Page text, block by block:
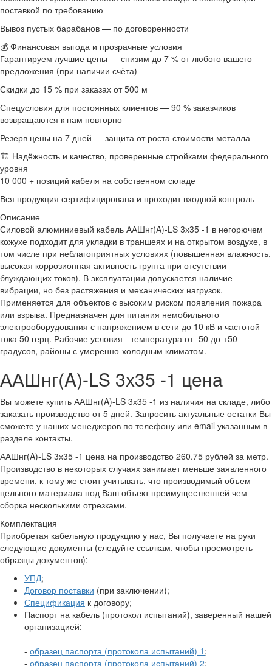
поставкой по требованию
Вывоз пустых барабанов — по договоренности
💰 Финансовая выгода и прозрачные условия
Гарантируем лучшие цены — снизим до 7 % от любого вашего
предложения (при наличии счёта)
Скидки до 15 % при заказах от 500 м
Спецусловия для постоянных клиентов — 90 % заказчиков
возвращаются к нам повторно
Резерв цены на 7 дней — защита от роста стоимости металла
🏗 Надёжность и качество, проверенные стройками федерального
уровня
10 000 + позиций кабеля на собственном складе
Вся продукция сертифицирована и проходит входной контроль
Описание
Силовой алюминиевый кабель ААШнг(A)-LS 3х35 -1 в негорючем
кожухе подходит для укладки в траншеях и на открытом воздухе, в
том числе при неблагоприятных условиях (повышенная влажность,
высокая коррозионная активность грунта при отсутствии
блуждающих токов). В эксплуатации допускается наличие
вибрации, но без растяжения и механических нагрузок.
Применяется для объектов с высоким риском появления пожара
или взрыва. Предназначен для питания немобильного
электрооборудования с напряжением в сети до 10 кВ и частотой
тока 50 герц. Рабочие условия - температура от -50 до +50
градусов, районы с умеренно-холодным климатом.
ААШнг(A)-LS 3х35 -1 цена
Вы можете купить ААШнг(A)-LS 3х35 -1 из наличия на складе, либо
заказать производство от 5 дней. Запросить актуальные остатки Вы
сможете у наших менеджеров по телефону или email указанным в
разделе контакты.
ААШнг(A)-LS 3х35 -1 цена на производство 260.75 рублей за метр.
Производство в некоторых случаях занимает меньше заявленного
времени, к тому же стоит учитывать, что производимый объем
цельного материала под Ваш объект преимущественней чем
сборка несколькими отрезками.
Комплектация
Приобретая кабельную продукцию у нас, Вы получаете на руки
следующие документы (следуйте ссылкам, чтобы просмотреть
образцы документов):
УПД;
Договор поставки (при заключении);
Спецификация к договору;
Паспорт на кабель (протокол испытаний), заверенный нашей
организацией:
- образец паспорта (протокола испытаний) 1 ;
- образец паспорта (протокола испытаний) 2;